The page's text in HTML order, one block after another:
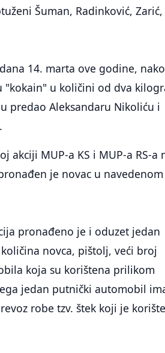
Šuman, Radinković, Zarić,
14. marta ove godine,
u količini od dva
predao Aleksandaru Nikoliću i
MUP-a KS i MUP-a RS-a
je novac u navedenom
pronađeno je i oduzet jedan
novca, pištolj, veći broj
koja su korištena prilikom
jedan putnički automobil
robe tzv. štek koji je